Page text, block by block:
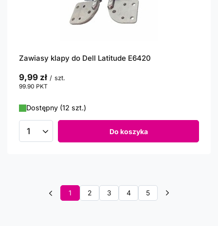
Zawiasy klapy do Dell Latitude E6420
9,99 zł / szt.
99.90 PKT
Dostępny (12 szt.)
Ilość produktów Do koszyka
1 2 3 4 5